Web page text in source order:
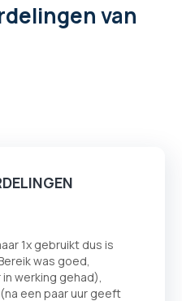
van
1x gebruikt dus is
was goed,
werking gehad),
een paar uur geeft